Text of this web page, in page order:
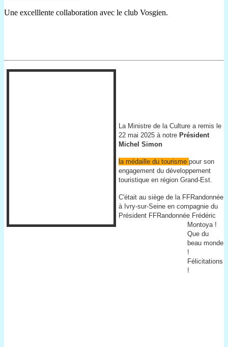
Une excelllente collaboration avec le club Vosgien.
La Ministre de la Culture a remis le
22 mai 2025 à notre Président
Michel Simon
la médaille du tourisme pour son
engagement du développement
touristique en région Grand-Est.
C'était au siège de la FFRandonnée
à Ivry-sur-Seine en compagnie du
Président FFRandonnée Frédéric
Montoya !
Que du
beau monde
!
Félicitations
!